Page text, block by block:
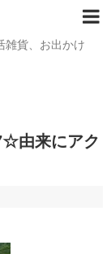
雑貨、お出かけ
由来にアク